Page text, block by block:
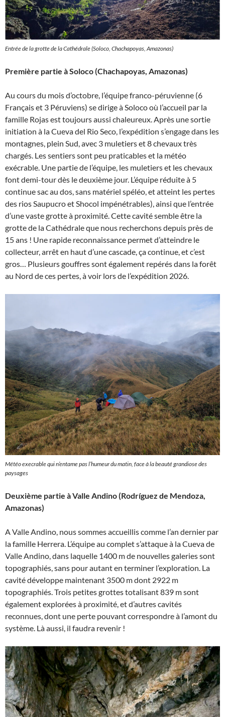
Entrée de la grotte de la Cathédrale (Soloco, Chachapoyas, Amazonas)
Première partie à Soloco (Chachapoyas, Amazonas)
Au cours du mois d’octobre, l’équipe franco-péruvienne (6
Français et 3 Péruviens) se dirige à Soloco où l’accueil par la
famille Rojas est toujours aussi chaleureux. Après une sortie
initiation à la Cueva del Rio Seco, l’expédition s’engage dans les
montagnes, plein Sud, avec 3 muletiers et 8 chevaux très
chargés. Les sentiers sont peu praticables et la météo
exécrable. Une partie de l’équipe, les muletiers et les chevaux
font demi-tour dès le deuxième jour. L’équipe réduite à 5
continue sac au dos, sans matériel spéléo, et atteint les pertes
des rios Saupucro et Shocol impénétrables), ainsi que l’entrée
d’une vaste grotte à proximité. Cette cavité semble être la
grotte de la Cathédrale que nous recherchons depuis près de
15 ans ! Une rapide reconnaissance permet d’atteindre le
collecteur, arrêt en haut d’une cascade, ça continue, et c’est
gros… Plusieurs gouffres sont également repérés dans la forêt
au Nord de ces pertes, à voir lors de l’expédition 2026.
Météo execrable qui n’entame pas l’humeur du matin, face à la beauté grandiose des
paysages
Deuxième partie à Valle Andino (Rodríguez de Mendoza,
Amazonas)
A Valle Andino, nous sommes accueillis comme l’an dernier par
la famille Herrera. L’équipe au complet s’attaque à la Cueva de
Valle Andino, dans laquelle 1400 m de nouvelles galeries sont
topographiés, sans pour autant en terminer l’exploration. La
cavité développe maintenant 3500 m dont 2922 m
topographiés. Trois petites grottes totalisant 839 m sont
également explorées à proximité, et d’autres cavités
reconnues, dont une perte pouvant correspondre à l’amont du
système. Là aussi, il faudra revenir !